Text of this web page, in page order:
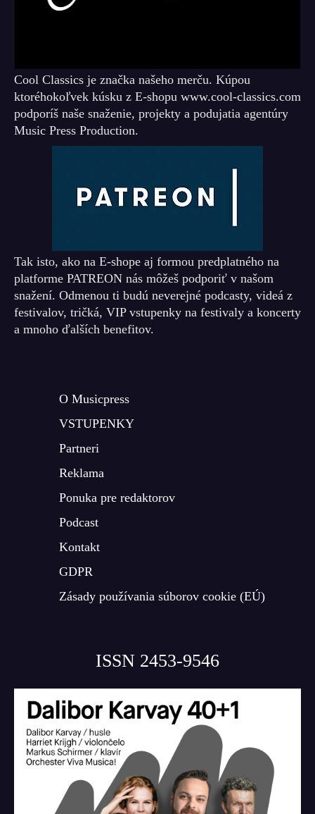
Cool Classics je značka našeho merču. Kúpou
ktoréhokoľvek kúsku z E-shopu www.cool-classics.com
podporíš naše snaženie, projekty a podujatia agentúry
Music Press Production.
Tak isto, ako na E-shope aj formou predplatného na
platforme PATREON nás môžeš podporiť v našom
snažení. Odmenou ti budú neverejné podcasty, videá z
festivalov, tričká, VIP vstupenky na festivaly a koncerty
a mnoho ďalších benefitov.
O Musicpress
VSTUPENKY
Partneri
Reklama
Ponuka pre redaktorov
Podcast
Kontakt
GDPR
Zásady používania súborov cookie (EÚ)
ISSN 2453-9546